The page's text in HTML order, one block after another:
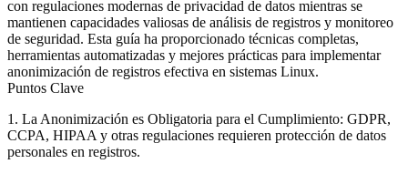
con regulaciones modernas de privacidad de datos mientras se
mantienen capacidades valiosas de análisis de registros y monitoreo
de seguridad. Esta guía ha proporcionado técnicas completas,
herramientas automatizadas y mejores prácticas para implementar
anonimización de registros efectiva en sistemas Linux.
Puntos Clave
1. La Anonimización es Obligatoria para el Cumplimiento: GDPR,
CCPA, HIPAA y otras regulaciones requieren protección de datos
personales en registros.